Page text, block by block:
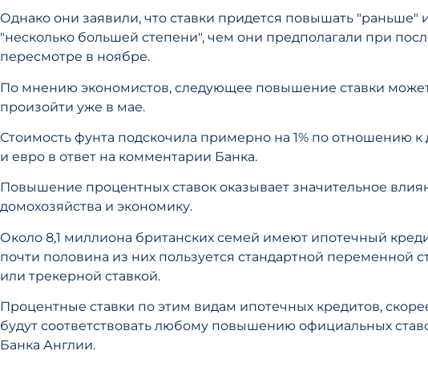
Однако они заявили, что ставки придется повышать "раньше"
"несколько большей степени", чем они предполагали при
пересмотре в ноябре.
По мнению экономистов, следующее повышение ставки
произойти уже в мае.
Стоимость фунта подскочила примерно на 1% по отношению к
и евро в ответ на комментарии Банка.
Повышение процентных ставок оказывает значительное
домохозяйства и экономику.
Около 8,1 миллиона британских семей имеют ипотечный
почти половина из них пользуется стандартной переменной
или трекерной ставкой.
Процентные ставки по этим видам ипотечных кредитов,
будут соответствовать любому повышению официальных
Банка Англии.